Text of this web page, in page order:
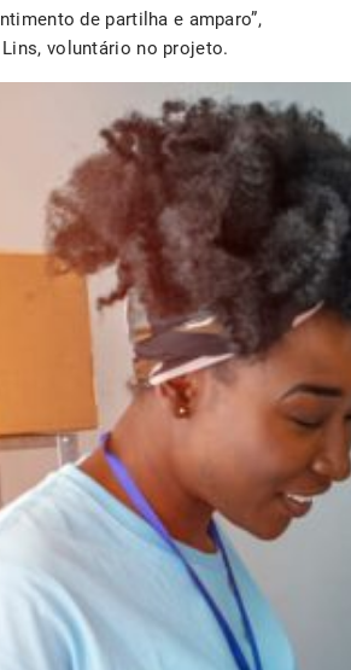
de partilha e amparo”,
voluntário no projeto.